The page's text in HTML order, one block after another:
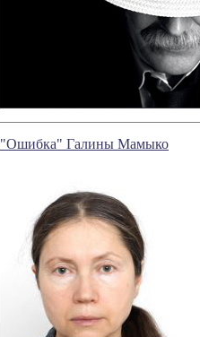
"Ошибка" Галины Мамыко